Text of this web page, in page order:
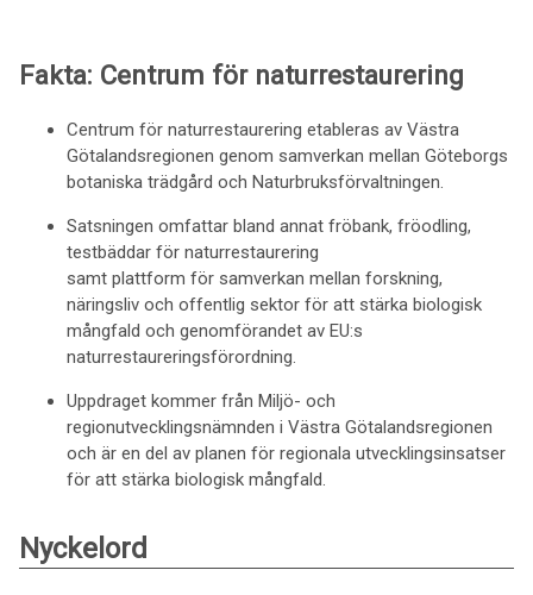
Fakta: Centrum för naturrestaurering
Centrum för naturrestaurering etableras av Västra
Götalandsregionen genom samverkan mellan Göteborgs
botaniska trädgård och Naturbruksförvaltningen.
Satsningen omfattar bland annat fröbank, fröodling,
testbäddar för naturrestaurering
samt plattform för samverkan mellan forskning,
näringsliv och offentlig sektor för att stärka biologisk
mångfald och genomförandet av EU:s
naturrestaureringsförordning.
Uppdraget kommer från Miljö- och
regionutvecklingsnämnden i Västra Götalandsregionen
och är en del av planen för regionala utvecklingsinsatser
för att stärka biologisk mångfald.
Nyckelord